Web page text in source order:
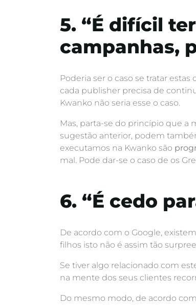
5. “É difícil
campanhas,
Poderia ser o caso se tratar
cada publisher precisa de
Kwanko não seria esse o caso.
Mas, parta-se do princípio que a
sugestão anterior, podem
executamos na Kwanko são
mal. Pode dar-se o caso de os
6. “É cedo
De acordo com o Google,
filhos isto não é assim tão
Se tiver algo relacionado com
na mente dos seus clientes
Do mesmo modo, de acordo